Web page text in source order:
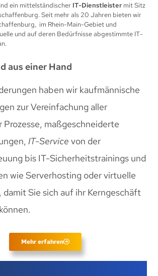
ein mittelständischer IT-Dienstleister mit Sitz
Seit mehr als 20 Jahren bieten wir
im Rhein-Main-Gebiet und
und auf deren Bedürfnisse abgestimmte IT-
aus einer Hand
haben wir kaufmännische
zur Vereinfachung aller
Prozesse, maßgeschneiderte
IT-Service von der
bis IT-Sicherheitstrainings und
wie Serverhosting oder virtuelle
damit Sie sich auf ihr Kerngeschäft
Mehr erfahren